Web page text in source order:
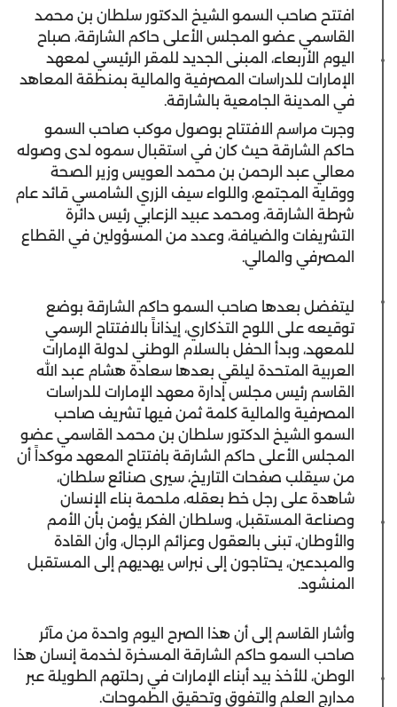
افتتح صاحب السمو الشيخ الدكتور سلطان بن محمد
القاسمي عضو المجلس الأعلى حاكم الشارقة، صباح
اليوم الأربعاء، المبنى الجديد للمقر الرئيسي لمعهد
الإمارات للدراسات المصرفية والمالية بمنطقة المعاهد
في المدينة الجامعية بالشارقة.
وجرت مراسم الافتتاح بوصول موكب صاحب السمو
حاكم الشارقة حيث كان في استقبال سموه لدى وصوله
معالي عبد الرحمن بن محمد العويس وزير الصحة
ووقاية المجتمع، واللواء سيف الزري الشامسي قائد عام
شرطة الشارقة، ومحمد عبيد الزعابي رئيس دائرة
التشريفات والضيافة، وعدد من المسؤولين في القطاع
المصرفي والمالي.
ليتفضل بعدها صاحب السمو حاكم الشارقة بوضع
توقيعه على اللوح التذكاري، إيذاناً بالافتتاح الرسمي
للمعهد، وبدأ الحفل بالسلام الوطني لدولة الإمارات
العربية المتحدة ليلقي بعدها سعادة هشام عبد الله
القاسم رئيس مجلس إدارة معهد الإمارات للدراسات
المصرفية والمالية كلمة ثمن فيها تشريف صاحب
السمو الشيخ الدكتور سلطان بن محمد القاسمي عضو
المجلس الأعلى حاكم الشارقة بافتتاح المعهد موكداً أن
من سيقلب صفحات التاريخ، سيرى صنائع سلطان،
شاهدة على رجل خط بعقله، ملحمة بناء الإنسان
وصناعة المستقبل، وسلطان الفكر يؤمن بأن الأمم
والأوطان، تبنى بالعقول وعزائم الرجال، وأن القادة
والمبدعين، يحتاجون إلى نبراس يهديهم إلى المستقبل
المنشود.
وأشار القاسم إلى أن هذا الصرح اليوم واحدة من مآثر
صاحب السمو حاكم الشارقة المسخرة لخدمة إنسان هذا
الوطن، للأخذ بيد أبناء الإمارات في رحلتهم الطويلة عبر
مدارج العلم والتفوق وتحقيق الطموحات.